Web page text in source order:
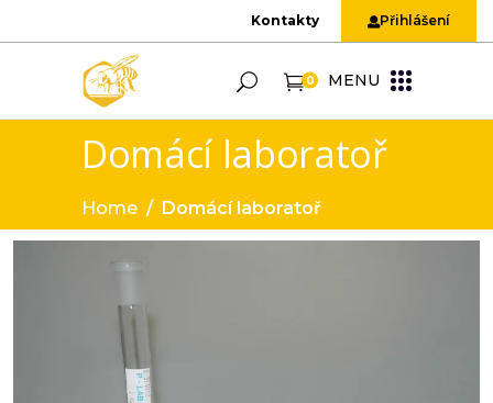
Kontakty Přihlášení
0 MENU
Domácí laboratoř
Home / Domácí laboratoř